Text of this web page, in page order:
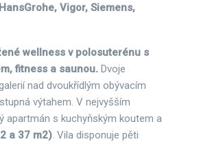
Vigor, Siemens,
wellness v polosuterénu s
fitness a saunou. Dvoje
nad dvoukřídlým obývacím
výtahem. V nejvyšším
apartmán s kuchyňským koutem a
a 37 m2). Vila disponuje pěti